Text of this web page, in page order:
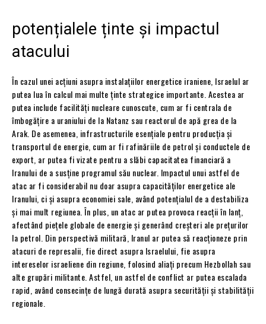
potențialele ținte și impactul
atacului
În cazul unei acțiuni asupra instalațiilor energetice iraniene, Israelul ar
putea lua în calcul mai multe ținte strategice importante. Acestea ar
putea include facilități nucleare cunoscute, cum ar fi centrala de
îmbogățire a uraniului de la Natanz sau reactorul de apă grea de la
Arak. De asemenea, infrastructurile esențiale pentru producția și
transportul de energie, cum ar fi rafinăriile de petrol și conductele de
export, ar putea fi vizate pentru a slăbi capacitatea financiară a
Iranului de a susține programul său nuclear. Impactul unui astfel de
atac ar fi considerabil nu doar asupra capacităților energetice ale
Iranului, ci și asupra economiei sale, având potențialul de a destabiliza
și mai mult regiunea. În plus, un atac ar putea provoca reacții în lanț,
afectând piețele globale de energie și generând creșteri ale prețurilor
la petrol. Din perspectivă militară, Iranul ar putea să reacționeze prin
atacuri de represalii, fie direct asupra Israelului, fie asupra
intereselor israeliene din regiune, folosind aliați precum Hezbollah sau
alte grupări militante. Astfel, un astfel de conflict ar putea escalada
rapid, având consecințe de lungă durată asupra securității și stabilității
regionale.